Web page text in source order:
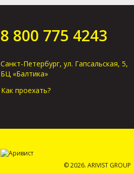
8 800 775 4243
Санкт-Петербург, ул. Гапсальская, 5,
БЦ «Балтика»
Как проехать?
© 2026. ARIVIST GROUP